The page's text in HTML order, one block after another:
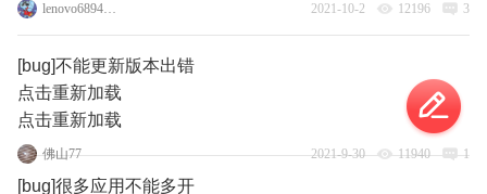
lenovo68945925 2021-10-2 12196 3
[bug]不能更新版本出错
点击重新加载
点击重新加载
佛山77 2021-9-30 11940 1
[bug]很多应用不能多开